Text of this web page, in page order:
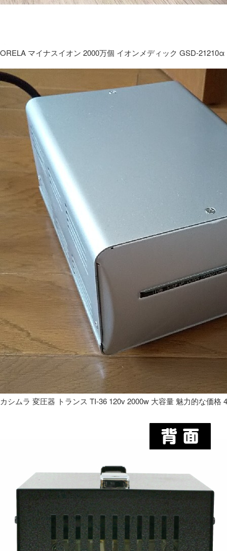
ORELA マイナスイオン 2000万個 イオンメディック GSD-21210α
カシムラ 変圧器 トランス TI-36 120v 2000w 大容量 魅力的な価格